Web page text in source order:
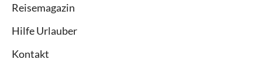
Reisemagazin
Hilfe Urlauber
Kontakt